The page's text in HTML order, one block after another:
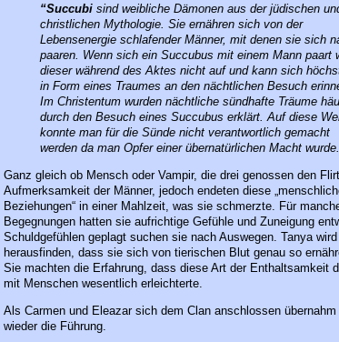
“Succubi sind weibliche Dämonen aus der jüdischen
christlichen Mythologie. Sie ernähren sich von der
Lebensenergie schlafender Männer, mit denen sie sich
paaren. Wenn sich ein Succubus mit einem Mann paart
dieser während des Aktes nicht auf und kann sich
in Form eines Traumes an den nächtlichen Besuch
Im Christentum wurden nächtliche sündhafte Träume
durch den Besuch eines Succubus erklärt. Auf diese
konnte man für die Sünde nicht verantwortlich gemacht
werden da man Opfer einer übernatürlichen Macht
Ganz gleich ob Mensch oder Vampir, die drei genossen den
Aufmerksamkeit der Männer, jedoch endeten diese
Beziehungen“ in einer Mahlzeit, was sie schmerzte. Für
Begegnungen hatten sie aufrichtige Gefühle und Zuneigung
Schuldgefühlen geplagt suchen sie nach Auswegen. Tanya
herausfinden, dass sie sich von tierischen Blut genau so
Sie machten die Erfahrung, dass diese Art der Enthaltsamkeit
mit Menschen wesentlich erleichterte.
Als Carmen und Eleazar sich dem Clan anschlossen übernahm
wieder die Führung.